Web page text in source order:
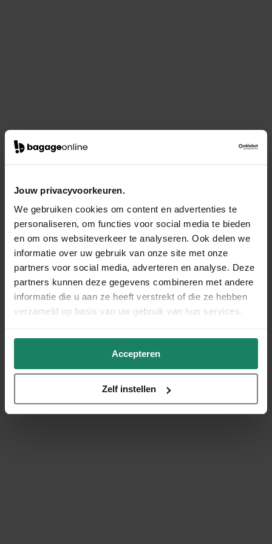
Jouw privacyvoorkeuren.
We gebruiken cookies om content en advertenties te
personaliseren, om functies voor social media te bieden
en om ons websiteverkeer te analyseren. Ook delen we
informatie over uw gebruik van onze site met onze
partners voor social media, adverteren en analyse. Deze
partners kunnen deze gegevens combineren met andere
informatie die u aan ze heeft verstrekt of die ze hebben
verzameld op basis van uw gebruik van hun services.
Accepteren
Zelf instellen